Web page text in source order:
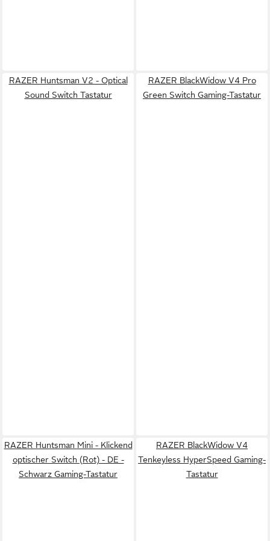
RAZER Huntsman V2 - Optical
Sound Switch Tastatur
RAZER BlackWidow V4 Pro
Green Switch Gaming-Tastatur
RAZER Huntsman Mini - Klickend
optischer Switch (Rot) - DE -
Schwarz Gaming-Tastatur
RAZER BlackWidow V4
Tenkeyless HyperSpeed Gaming-
Tastatur